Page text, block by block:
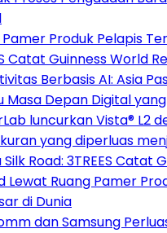
Pamer Produk Pelapis
Catat Guinness World
Berbasis AI: Asia
Masa Depan Digital
luncurkan Vista® L2
yang diperluas
Silk Road: 3TREES Catat
Lewat Ruang Pamer
di Dunia
dan Samsung